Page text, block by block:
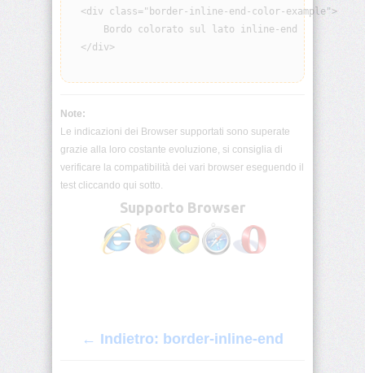
background-
blend-
mode
background-
background-
color
background-
background-
background-
  <div class="border-inline-end-color-example">
      Bordo colorato sul lato inline-end
  </div>
Note:
Le indicazioni dei Browser supportati sono superate
grazie alla loro costante evoluzione, si consiglia di
verificare la compatibilità dei vari browser eseguendo il
test cliccando qui sotto.
Supporto Browser
← Indietro: border-inline-end